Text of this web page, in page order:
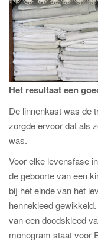
Het resultaat een
De linnenkast was de
zorgde ervoor dat als
was.
Voor elke levensfase
de geboorte van een
bij het einde van het
hennekleed
van een doodskleed
monogram staat voor